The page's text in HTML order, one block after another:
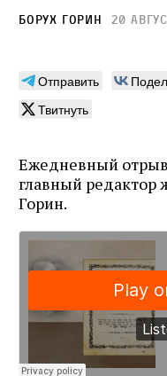
Борух Горин 20
Отправить
Твитнуть
Ежедневный
главный редактор
Горин.